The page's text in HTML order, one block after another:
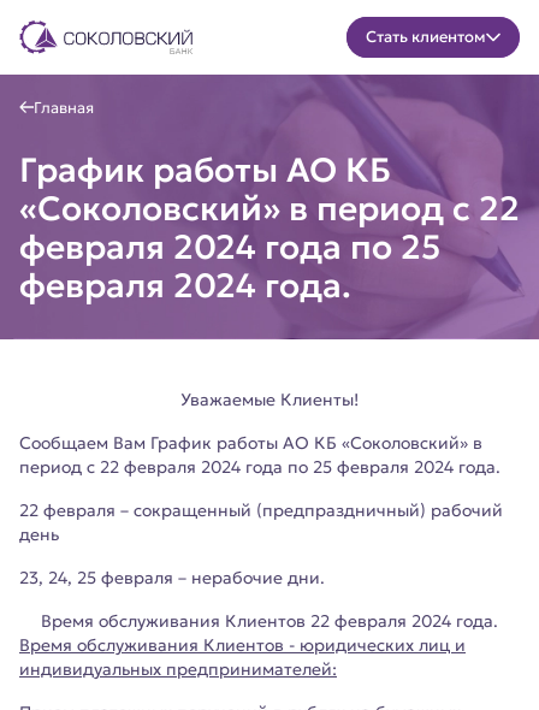
Стать клиентом
Главная
График работы АО КБ
«Соколовский» в период с 22
февраля 2024 года по 25
февраля 2024 года.
Уважаемые Клиенты!
Сообщаем Вам График работы АО КБ «Соколовский» в
период с 22 февраля 2024 года по 25 февраля 2024 года.
22 февраля – сокращенный (предпраздничный) рабочий
день
23, 24, 25 февраля – нерабочие дни.
Время обслуживания Клиентов 22 февраля 2024 года.
Время обслуживания Клиентов - юридических лиц и
индивидуальных предпринимателей: